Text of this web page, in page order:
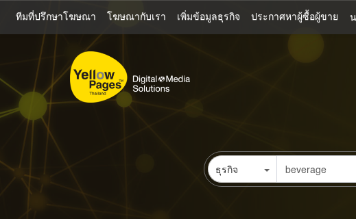
หลัก
ทีมที่ปรึกษาโฆษณา โฆษณากับเรา เพิ่มข้อมูลธุรกิจ ประกาศหาผู้ซื้อผู้ขาย
ธุรกิจ